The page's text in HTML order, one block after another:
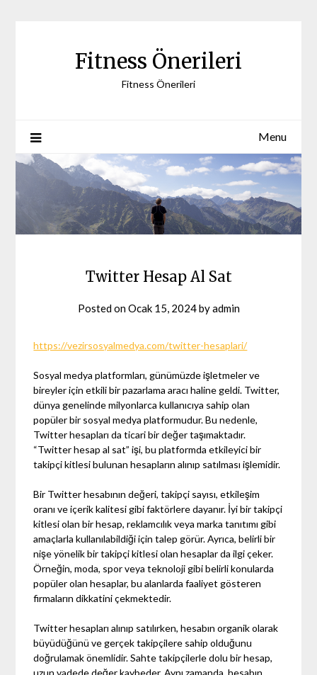
Fitness Önerileri
Fitness Önerileri
Menu
Twitter Hesap Al Sat
Posted onOcak 15, 2024byadmin
https://vezirsosyalmedya.com/twitter-hesaplari/
Sosyal medya platformları, günümüzde işletmeler ve
bireyler için etkili bir pazarlama aracı haline geldi. Twitter,
dünya genelinde milyonlarca kullanıcıya sahip olan
popüler bir sosyal medya platformudur. Bu nedenle,
Twitter hesapları da ticari bir değer taşımaktadır.
“Twitter hesap al sat” işi, bu platformda etkileyici bir
takipçi kitlesi bulunan hesapların alınıp satılması işlemidir.
Bir Twitter hesabının değeri, takipçi sayısı, etkileşim
oranı ve içerik kalitesi gibi faktörlere dayanır. İyi bir takipçi
kitlesi olan bir hesap, reklamcılık veya marka tanıtımı gibi
amaçlarla kullanılabildiği için talep görür. Ayrıca, belirli bir
nişe yönelik bir takipçi kitlesi olan hesaplar da ilgi çeker.
Örneğin, moda, spor veya teknoloji gibi belirli konularda
popüler olan hesaplar, bu alanlarda faaliyet gösteren
firmaların dikkatini çekmektedir.
Twitter hesapları alınıp satılırken, hesabın organik olarak
büyüdüğünü ve gerçek takipçilere sahip olduğunu
doğrulamak önemlidir. Sahte takipçilerle dolu bir hesap,
uzun vadede değer kaybeder. Aynı zamanda, hesabın